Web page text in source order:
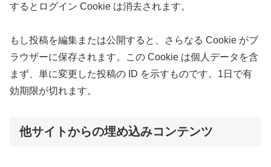
するとログイン Cookie は消去されます。
もし投稿を編集または公開すると、さらなる Cookie がブ
ラウザーに保存されます。この Cookie は個人データを含
まず、単に変更した投稿の ID を示すものです。1日で有
効期限が切れます。
他サイトからの埋め込みコンテンツ